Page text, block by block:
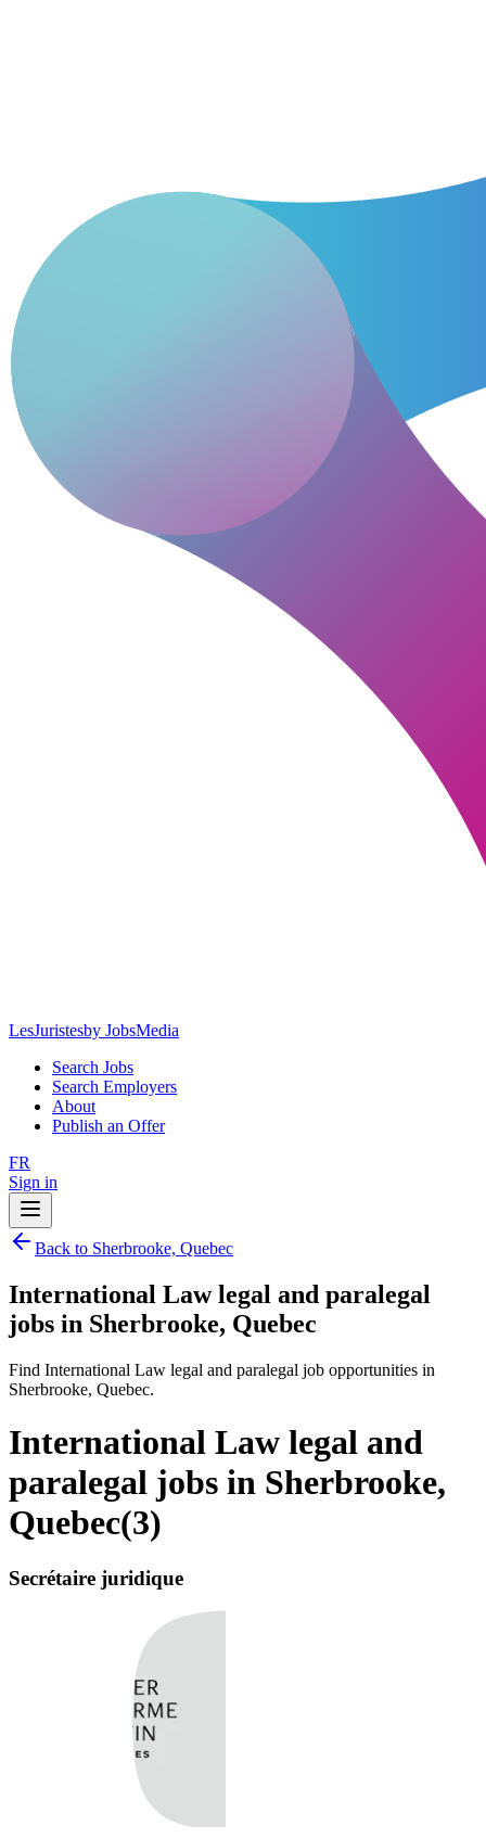
LesJuristesby JobsMedia
Search Jobs
Search Employers
About
Publish an Offer
FR
Sign in
Back to Sherbrooke, Quebec
International Law legal and paralegal
jobs in Sherbrooke, Quebec
Find International Law legal and paralegal job opportunities in
Sherbrooke, Quebec.
International Law legal and
paralegal jobs in Sherbrooke,
Quebec(3)
Secrétaire juridique